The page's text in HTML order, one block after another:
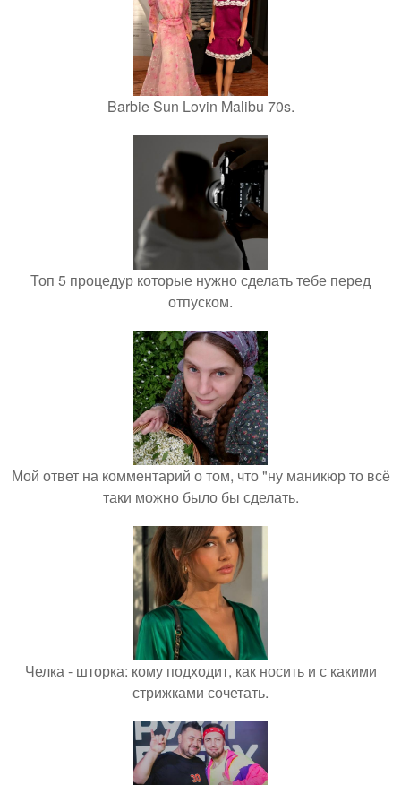
Barbie Sun Lovin Malibu 70s.
Топ 5 процедур которые нужно сделать тебе перед
отпуском.
Мой ответ на комментарий о том, что "ну маникюр то всё
таки можно было бы сделать.
Челка - шторка: кому подходит, как носить и с какими
стрижками сочетать.